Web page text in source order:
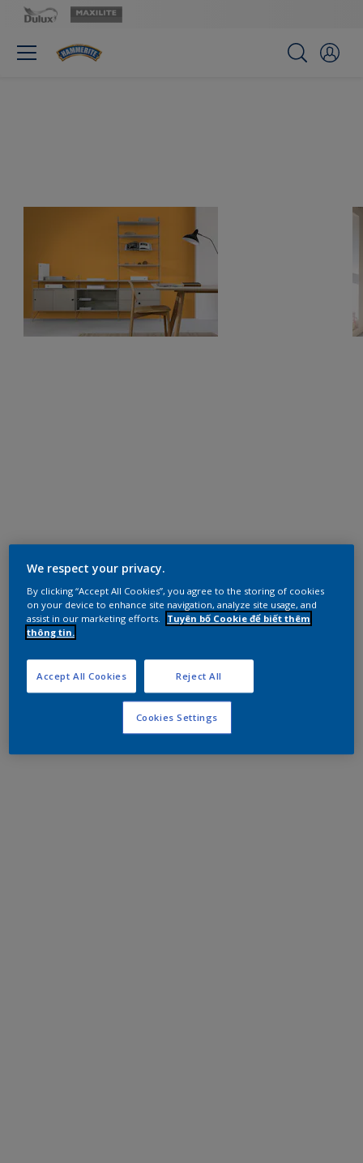
We respect your privacy.
By clicking “Accept All Cookies”, you agree to the storing of cookies
on your device to enhance site navigation, analyze site usage, and
assist in our marketing efforts.
Tuyên bố Cookie để biết thêm
thông tin.
Reject All
Accept All Cookies
Cookies Settings